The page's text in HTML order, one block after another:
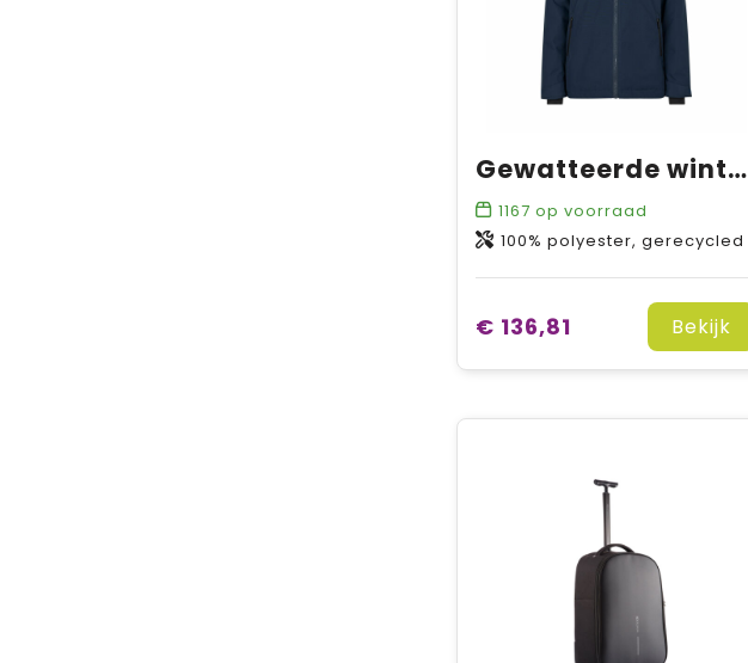
Gewatteerde winterjas met capuchon | dames
1167 op voorraad
100% polyester, gerecycled
€ 136,81 Bekijk